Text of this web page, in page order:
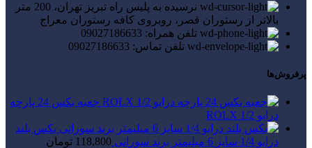
نرسیده به پلیس راه تبریز تهران، 200 متر
بالاتر از رستوران قصر، روبروی کافه رستوران معراج
تلفن همراه: 09027186633
تلفن تماس: 09027186633
پرفروش‌ها
جعبه بکس 24 پارچه
درایو 1/2 ROLX
بکس بلند
درایو 1/4 سایز 6 میلیمتر برند سورانی
118,800 تومان